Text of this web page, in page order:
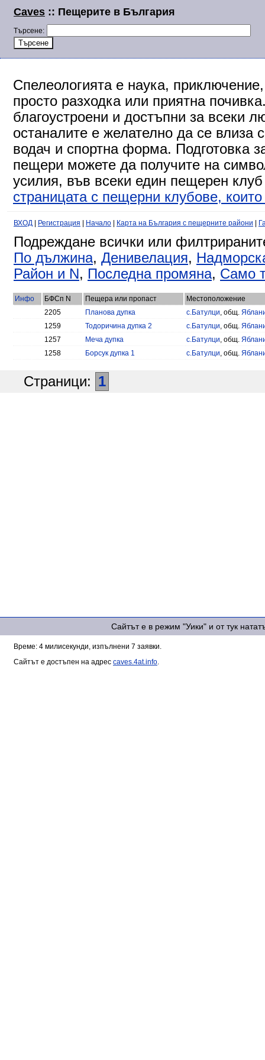
Caves :: Пещерите в България
Търсене:
Спелеологията е наука,
просто разходка или приятна
благоустроени и достъпни за всеки
останалите е желателно да се влиза
водач и спортна форма. Подготовка
пещери можете да получите на
усилия, във всеки един пещерен
страницата с пещерни клубове,
ВХОД Регистрация Начало Карта на България с пещерните райони
Подреждане всички или
По дължина, Денивелация,
Район и N, Последна промяна, Само
Инфо БФСп N Пещера или пропаст
Местоположение
2205
Планова дупка с.Батулци, общ.
1259
Тодоричина дупка 2 с.Батулци, общ.
1257
Меча дупка с.Батулци, общ.
1258
Борсук дупка 1 с.Батулци, общ.
Страници: 1
Сайтът е в режим "Уики" и от тук
Време: 4 милисекунди, изпълнени 7 заявки.
Сайтът е достъпен на адрес caves.4at.info.